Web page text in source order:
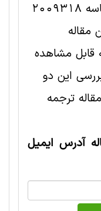
فایل انگلیسی این مقاله با شناسه 2009318
مقاله
مشاهده
این دو
ترجمه
آدرس ایمیل